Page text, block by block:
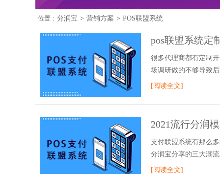
位置： 分润宝 > 营销方案 > POS联盟系统
pos联盟系统定
很多代理商都有定制
场调研做的不够导致
[阅读全文]
2021流行分润
支付联盟系统有那么
分润宝分享的三大潮
[阅读全文]